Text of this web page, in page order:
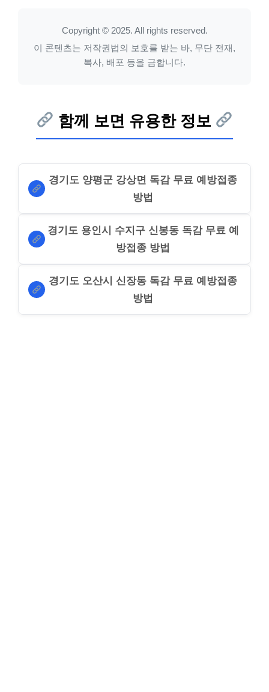
Copyright © 2025. All rights reserved.
이 콘텐츠는 저작권법의 보호를 받는 바, 무단 전재,
복사, 배포 등을 금합니다.
함께 보면 유용한 정보
경기도 양평군 강상면 독감 무료 예방접종
방법
경기도 용인시 수지구 신봉동 독감 무료 예
방접종 방법
경기도 오산시 신장동 독감 무료 예방접종
방법